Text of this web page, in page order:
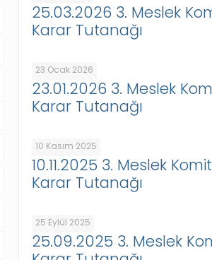
25.03.2026 3. Meslek
Karar Tutanağı
23 Ocak 2026
23.01.2026 3. Meslek
Karar Tutanağı
10 Kasım 2025
10.11.2025 3. Meslek
Karar Tutanağı
25 Eylül 2025
25.09.2025 3. Meslek